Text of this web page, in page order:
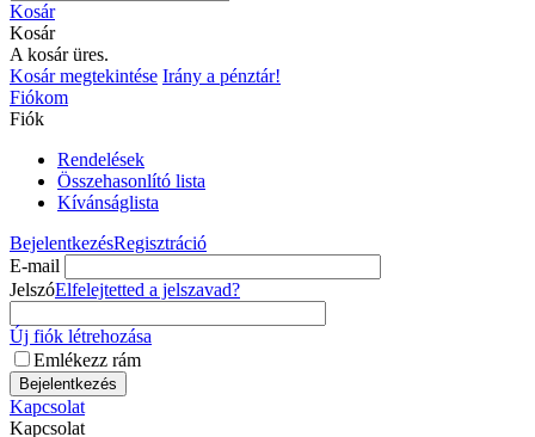
Kosár
Kosár
A kosár üres.
Kosár megtekintése Irány a pénztár!
Fiókom
Fiók
Rendelések
Összehasonlító lista
Kívánságlista
BejelentkezésRegisztráció
E-mail
JelszóElfelejtetted a jelszavad?
Új fiók létrehozása
Emlékezz rám
Bejelentkezés
Kapcsolat
Kapcsolat